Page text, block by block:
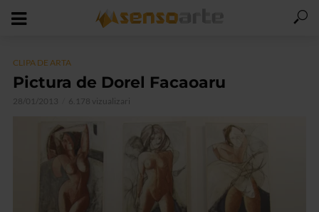
CLIPA DE ARTA
Pictura de Dorel Facaoaru
28/01/2013 6.178 vizualizari